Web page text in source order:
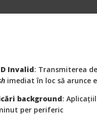
Invalid: Transmiterea
imediat în loc să arunce
background:
per periferic